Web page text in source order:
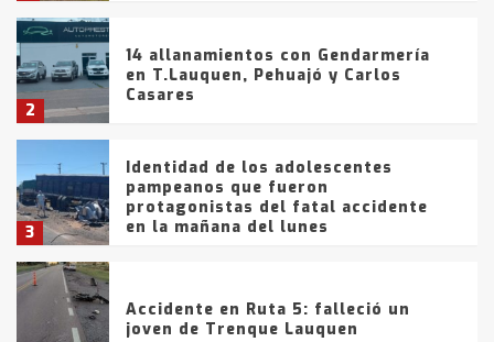
2
14 allanamientos con Gendarmería
en T.Lauquen, Pehuajó y Carlos
Casares
3
Identidad de los adolescentes
pampeanos que fueron
protagonistas del fatal accidente
en la mañana del lunes
Accidente en Ruta 5: falleció un
joven de Trenque Lauquen